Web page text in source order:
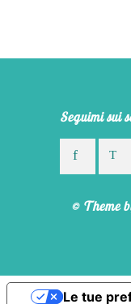
Seguimi sui
© Theme
Le tue